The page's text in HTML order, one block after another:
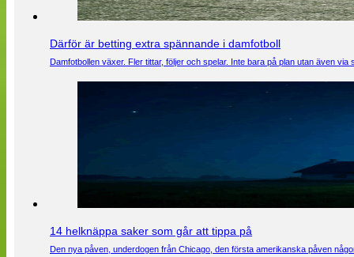
Därför är betting extra spännande i damfotboll
Damfotbollen växer. Fler tittar, följer och spelar. Inte bara på plan utan även
14 helknäppa saker som går att tippa på
Den nya påven, underdogen från Chicago, den första amerikanska påven